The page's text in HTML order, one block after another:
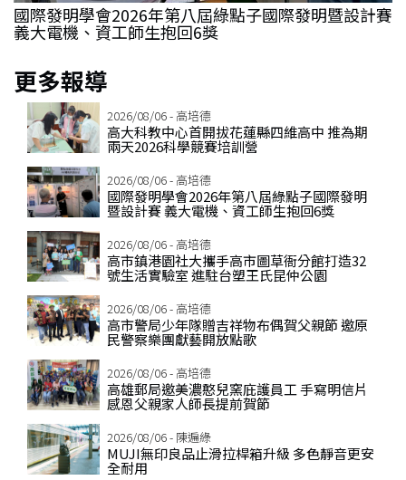
國際發明學會2026年第八屆綠點子國際發明暨設計賽
義大電機、資工師生抱回6獎
更多報導
2026/08/06 - 高培德
高大科教中心首開拔花蓮縣四維高中 推為期
兩天2026科學競賽培訓營
2026/08/06 - 高培德
國際發明學會2026年第八屆綠點子國際發明
暨設計賽 義大電機、資工師生抱回6獎
2026/08/06 - 高培德
高市鎮港園社大攜手高市圖草衙分館打造32
號生活實驗室 進駐台塑王氏昆仲公園
2026/08/06 - 高培德
高市警局少年隊贈吉祥物布偶賀父親節 邀原
民警察樂團獻藝開放點歌
2026/08/06 - 高培德
高雄郵局邀美濃憨兒窯庇護員工 手寫明信片
感恩父親家人師長提前賀節
2026/08/06 - 陳遍綠
MUJI無印良品止滑拉桿箱升級 多色靜音更安
全耐用